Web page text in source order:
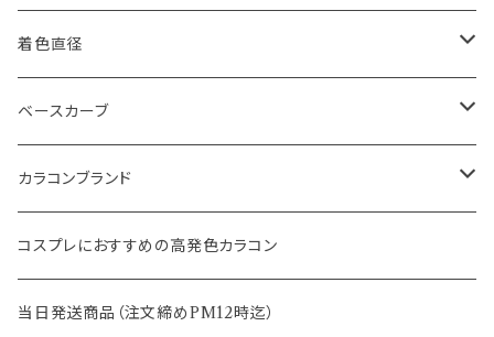
1month
2ｗeek
14.0mm
14.1mm
14.2mm
14.5mm
15.0mm
着色直径
12.5mm
12.8mm
13.0mm
13.2mm
ベースカーブ
8.6mm
8.7mm
8.8mm
カラコンブランド
エバーカラー
エヌズコレクション
コスプレにおすすめの高発色カラコン
当日発送商品（注文締めPM12時迄）